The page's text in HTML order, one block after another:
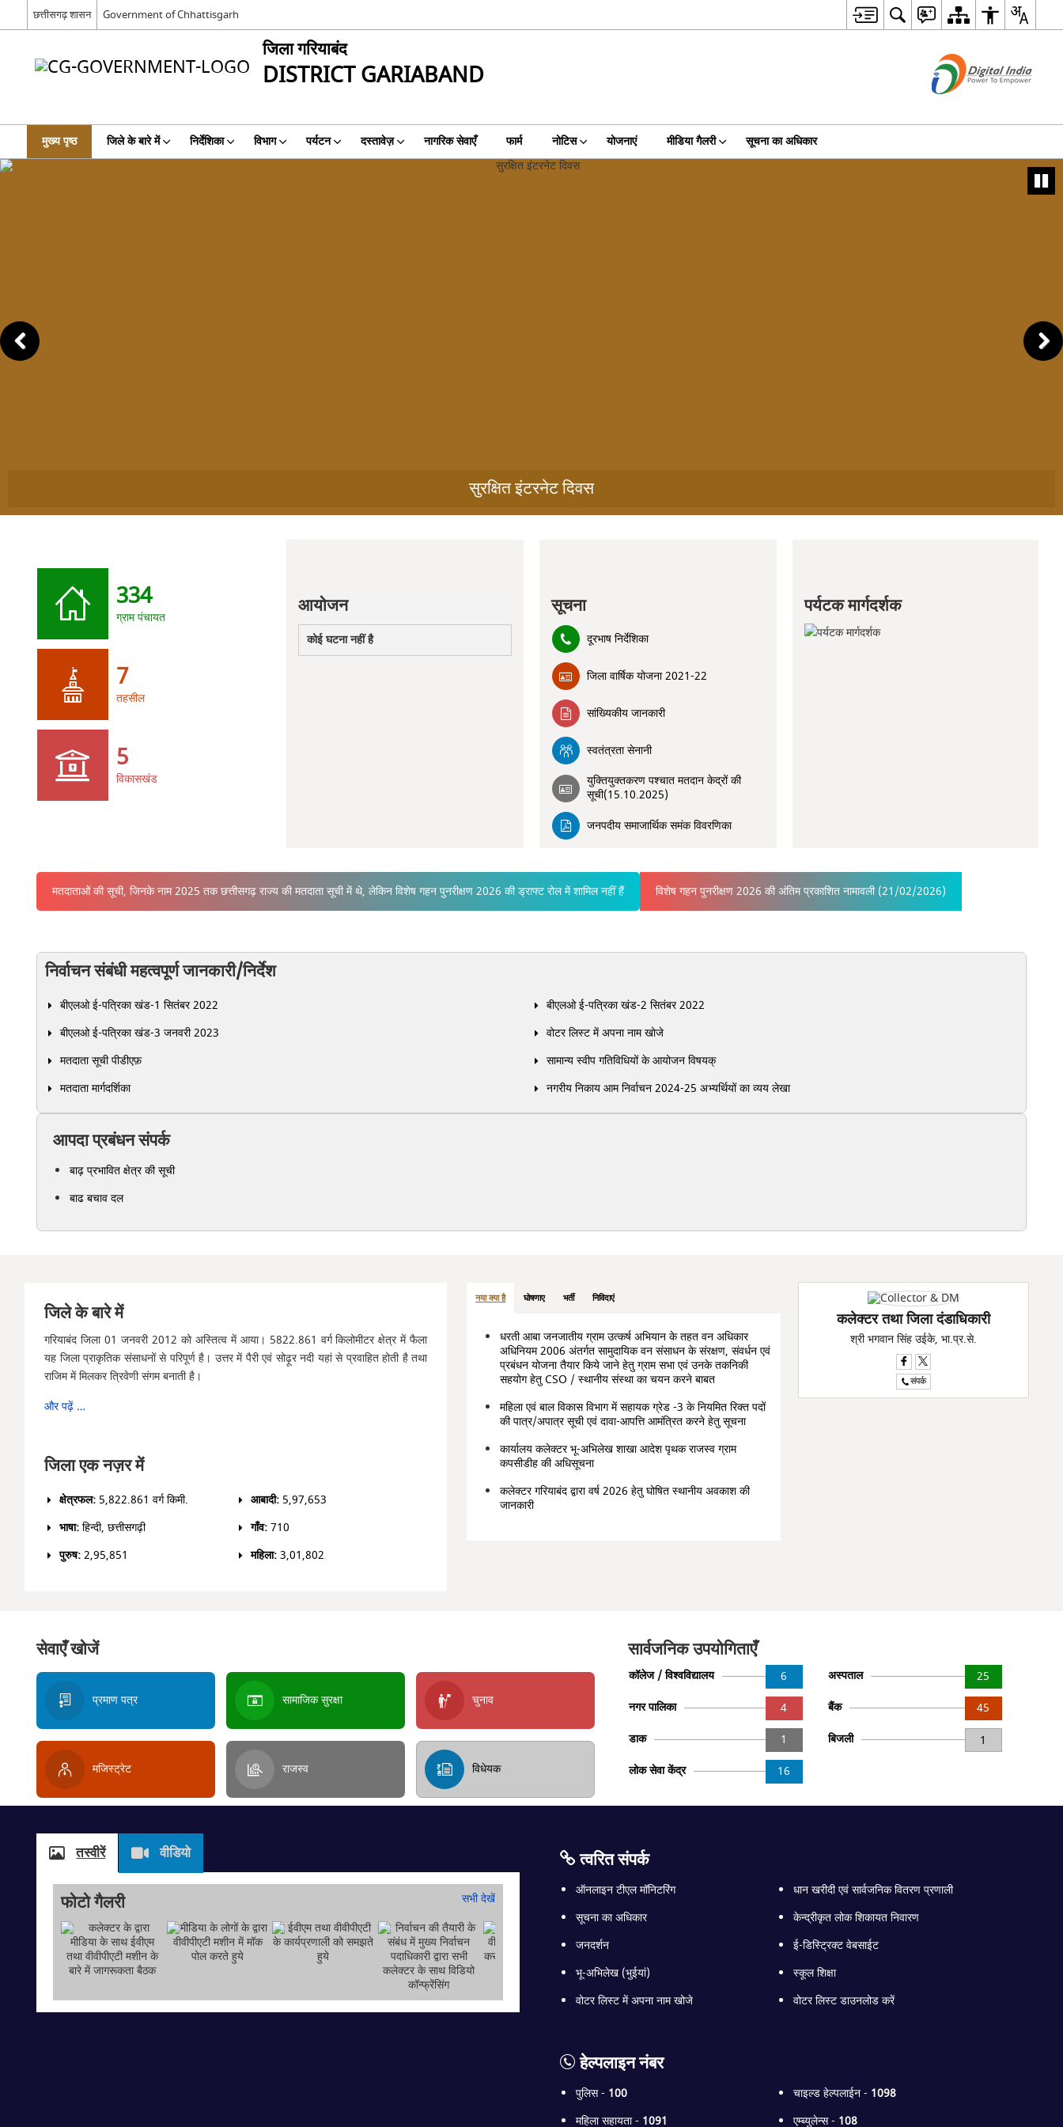
छत्तीसगढ़ शासन Government of Chhattisgarh
जिला गरियाबंद
DISTRICT GARIABAND
मुख्य पृष्ठ जिले के बारे में निर्देशिका विभाग पर्यटन दस्तावेज़ नागरिक सेवाएँ फार्म नोटिस योजनाएं मीडिया गैलरी सूचना का अधिकार
सुरक्षित इंटरनेट दिवस
334
ग्राम पंचायत
7
तहसील
5
विकासखंड
आयोजन
कोई घटना नहीं है
सूचना
दूरभाष निर्देशिका
जिला वार्षिक योजना 2021-22
सांख्यिकीय जानकारी
स्वतंत्रता सेनानी
युक्तियुक्तकरण पश्चात मतदान केद्रों की
सूची(15.10.2025)
जनपदीय समाजार्थिक समंक विवरणिका
पर्यटक मार्गदर्शक
मतदाताओं की सूची, जिनके नाम 2025 तक छत्तीसगढ़ राज्य की मतदाता सूची में थे, लेकिन विशेष गहन पुनरीक्षण 2026 की ड्राफ्ट रोल में शामिल नहीं हैं विशेष गहन पुनरीक्षण 2026 की अंतिम प्रकाशित नामावली (21/02/2026)
निर्वाचन संबंधी महत्वपूर्ण जानकारी/निर्देश
बीएलओ ई-पत्रिका खंड-1 सितंबर 2022
बीएलओ ई-पत्रिका खंड-2 सितंबर 2022
बीएलओ ई-पत्रिका खंड-3 जनवरी 2023
वोटर लिस्ट में अपना नाम खोजे
मतदाता सूची पीडीएफ़
सामान्य स्वीप गतिविधियों के आयोजन विषयक्
मतदाता मार्गदर्शिका
नगरीय निकाय आम निर्वाचन 2024-25 अभ्यर्थियों का व्यय लेखा
आपदा प्रबंधन संपर्क
बाढ़ प्रभावित क्षेत्र की सूची
बाढ बचाव दल
जिले के बारे में
गरियाबंद जिला 01 जनवरी 2012 को अस्तित्व में आया। 5822.861 वर्ग किलोमीटर क्षेत्र में फैला
यह जिला प्राकृतिक संसाधनों से परिपूर्ण है। उत्तर में पैरी एवं सोढ़ूर नदी यहां से प्रवाहित होती है तथा
राजिम में मिलकर त्रिवेणी संगम बनाती है।
और पढ़ें …
जिला एक नज़र में
क्षेत्रफल: 5,822.861 वर्ग किमी. आबादी: 5,97,653
भाषा:हिन्दी, छत्तीसगढ़ी गाँव:710
पुरुष:2,95,851 महिला:3,01,802
नया क्या है घोषणाए भर्ती निविदाएं
धरती आबा जनजातीय ग्राम उत्कर्ष अभियान के तहत वन अधिकार
अधिनियम 2006 अंतर्गत सामुदायिक वन संसाधन के संरक्षण, संवर्धन एवं
प्रबंधन योजना तैयार किये जाने हेतु ग्राम सभा एवं उनके तकनिकी
सहयोग हेतु CSO / स्थानीय संस्था का चयन करने बाबत
महिला एवं बाल विकास विभाग में सहायक ग्रेड -3 के नियमित रिक्त पदों
की पात्र/अपात्र सूची एवं दावा-आपत्ति आमंत्रित करने हेतु सूचना
कार्यालय कलेक्टर भू-अभिलेख शाखा आदेश पृथक राजस्व ग्राम
कपसीडीह की अधिसूचना
कलेक्टर गरियाबंद द्वारा वर्ष 2026 हेतु घोषित स्थानीय अवकाश की
जानकारी
कलेक्टर तथा जिला दंडाधिकारी
श्री भगवान सिंह उईके, भा.प्र.से.
संपर्क
सेवाएँ खोजें
प्रमाण पत्र सामाजिक सुरक्षा चुनाव
मजिस्ट्रेट राजस्व विधेयक
सार्वजनिक उपयोगिताएँ
6
कॉलेज / विश्वविद्यालय 25
अस्पताल
4
नगर पालिका 45
बैंक
1
डाक 1
बिजली
16
लोक सेवा केंद्र
तस्वीरें वीडियो
फोटो गैलरी सभी देखें
त्वरित संपर्क
ऑनलाइन टीएल मॉनिटरिंग
धान खरीदी एवं सार्वजनिक वितरण प्रणाली
सूचना का अधिकार
केन्द्रीकृत लोक शिकायत निवारण
जनदर्शन
ई-डिस्ट्रिक्ट वेबसाईट
भू-अभिलेख (भुईयां)
स्कूल शिक्षा
वोटर लिस्ट में अपना नाम खोजे
वोटर लिस्ट डाउनलोड करें
हेल्पलाइन नंबर
पुलिस - 100 चाइल्ड हेल्पलाईन - 1098
महिला सहायता - 1091 एम्ब्युलेन्स - 108